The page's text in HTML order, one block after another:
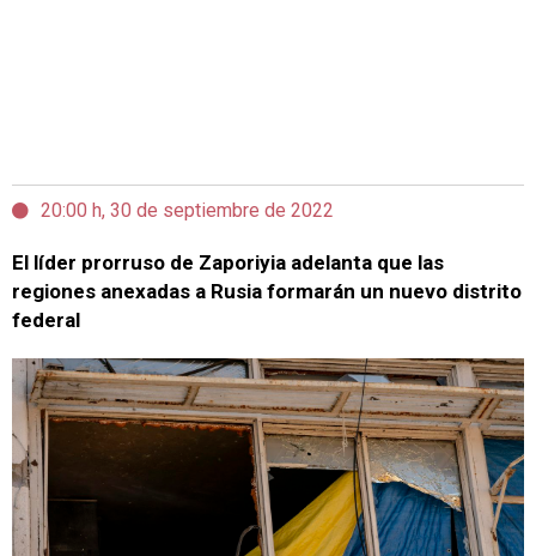
20:00 h, 30 de septiembre de 2022
El líder prorruso de Zaporiyia adelanta que las
regiones anexadas a Rusia formarán un nuevo distrito
federal